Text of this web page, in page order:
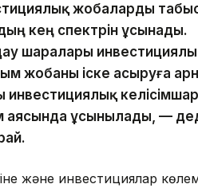
жобаларды
кең спектрін ұсынады.
шаралары
жобаны іске асыруға
инвестициялық
аясында ұсынылады, —
және инвестициялар